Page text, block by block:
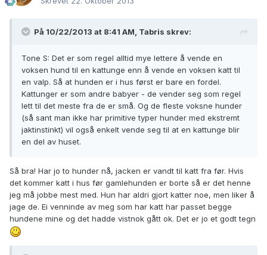
På 10/22/2013 at 8:41 AM, Tabris skrev:
Tone S: Det er som regel alltid mye lettere å vende en
voksen hund til en kattunge enn å vende en voksen katt til
en valp. Så at hunden er i hus først er bare en fordel.
Kattunger er som andre babyer - de vender seg som regel
lett til det meste fra de er små. Og de fleste voksne hunder
(så sant man ikke har primitive typer hunder med ekstremt
jaktinstinkt) vil også enkelt vende seg til at en kattunge blir
en del av huset.
Så bra! Har jo to hunder nå, jacken er vandt til katt fra før. Hvis
det kommer katt i hus før gamlehunden er borte så er det henne
jeg må jobbe mest med. Hun har aldri gjort katter noe, men liker å
jage de. Ei venninde av meg som har katt har passet begge
hundene mine og det hadde vistnok gått ok. Det er jo et godt tegn